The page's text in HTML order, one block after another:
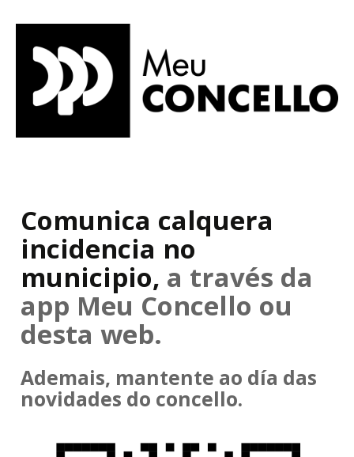
Comunica calquera
incidencia no
municipio, a través da
app Meu Concello ou
desta web.
Ademais, mantente ao día das
novidades do concello.